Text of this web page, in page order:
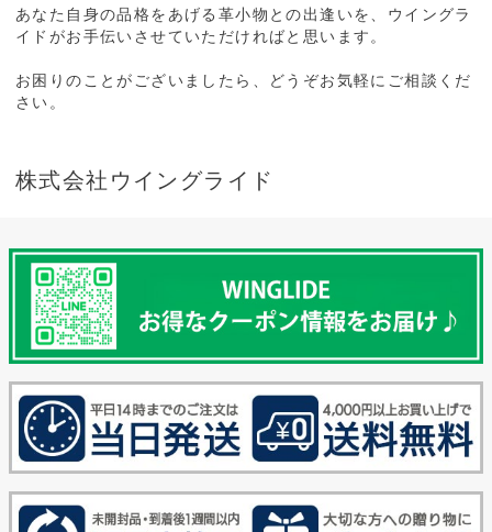
あなた自身の品格をあげる革小物との出逢いを、ウイングラ
イドがお手伝いさせていただければと思います。
お困りのことがございましたら、どうぞお気軽にご相談くだ
さい。
株式会社ウイングライド